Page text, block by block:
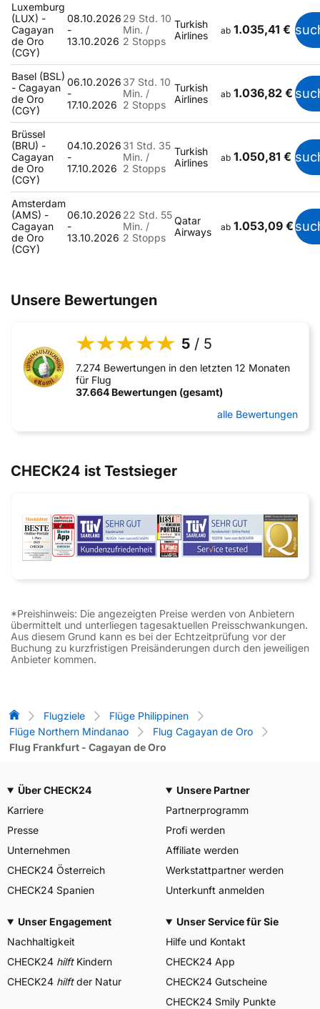
Luxemburg
(LUX) -
Cagayan
de Oro
(CGY)
08.10.2026
-
13.10.2026
29 Std. 10
Min. /
2 Stopps
Turkish
Airlines
ab 1.035,41 €
Basel (BSL)
- Cagayan
de Oro
(CGY)
06.10.2026
-
17.10.2026
37 Std. 10
Min. /
2 Stopps
Turkish
Airlines
ab 1.036,82 €
Brüssel
(BRU) -
Cagayan
de Oro
(CGY)
04.10.2026
-
17.10.2026
31 Std. 35
Min. /
2 Stopps
Turkish
Airlines
ab 1.050,81 €
Amsterdam
(AMS) -
Cagayan
de Oro
(CGY)
06.10.2026
-
13.10.2026
22 Std. 55
Min. /
2 Stopps
Qatar
Airways
ab 1.053,09 €
Unsere Bewertungen
5 / 5
7.274 Bewertungen in den letzten 12 Monaten
für Flug
37.664 Bewertungen (gesamt)
alle Bewertungen
CHECK24 ist Testsieger
*Preishinweis: Die angezeigten Preise werden von Anbietern
übermittelt und unterliegen tagesaktuellen Preisschwankungen.
Aus diesem Grund kann es bei der Echtzeitprüfung vor der
Buchung zu kurzfristigen Preisänderungen durch den jeweiligen
Anbieter kommen.
Flug-Vergleich
Flugziele
Flüge Philippinen
Flüge Northern Mindanao
Flug Cagayan de Oro
Flug Frankfurt - Cagayan de Oro
Über CHECK24
Karriere
Presse
Unternehmen
CHECK24 Österreich
CHECK24 Spanien
Unsere Partner
Partnerprogramm
Profi werden
Affiliate werden
Werkstattpartner werden
Unterkunft anmelden
Unser Engagement
Nachhaltigkeit
CHECK24 hilftKindern
CHECK24 hilftder Natur
Unser Service für Sie
Hilfe und Kontakt
CHECK24 App
CHECK24 Gutscheine
CHECK24 Smily Punkte